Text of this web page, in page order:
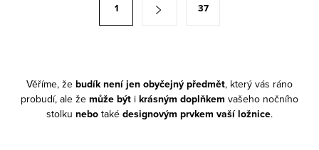
1 37
Věříme, že budík není jen obyčejný předmět, který vás ráno
probudí, ale že může být i krásným doplňkem vašeho nočního
stolku nebo také designovým prvkem vaší ložnice.